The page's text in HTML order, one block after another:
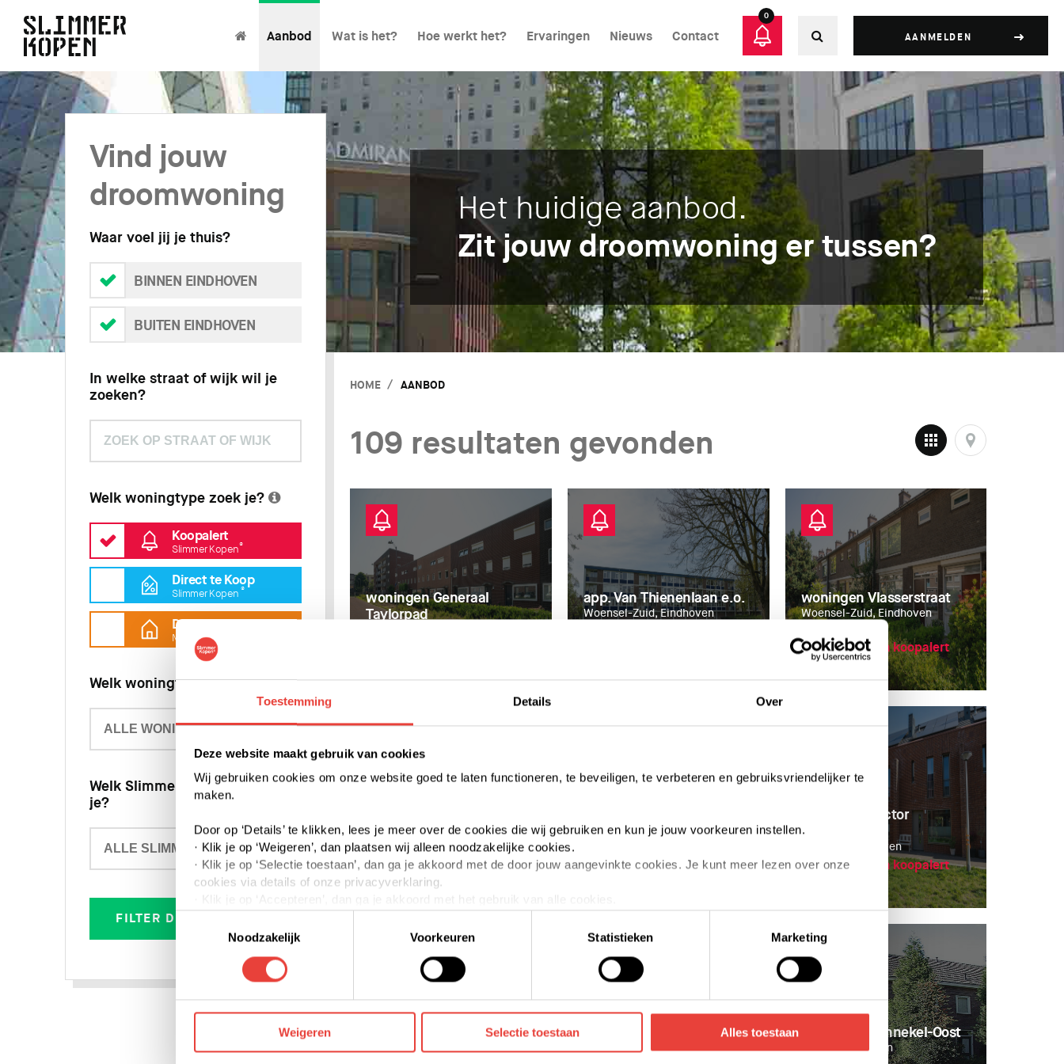
Toestemming Details Over
Deze website maakt gebruik van cookies
Wij gebruiken cookies om onze website goed te laten functioneren, te beveiligen, te verbeteren en gebruiksvriendelijker te
maken.
Door op ‘Details’ te klikken, lees je meer over de cookies die wij gebruiken en kun je jouw voorkeuren instellen.
· Klik je op ‘Weigeren’, dan plaatsen wij alleen noodzakelijke cookies.
· Klik je op ‘Selectie toestaan’, dan ga je akkoord met de door jouw aangevinkte cookies. Je kunt meer lezen over onze
cookies via details of onze privacyverklaring.
· Klik je op ‘Accepteren’, dan ga je akkoord met het gebruik van alle cookies.
Je kunt jouw toestemming op elk moment intrekken of te veranderen door op de zwevende button links onderin klikken.
We werken samen met derden die jouw gegevens kunnen ontvangen en verwerken. Bekijk hiervoor de details pagina.
Noodzakelijk
Voorkeuren Statistieken Marketing
Weigeren Selectie toestaan Alles toestaan
Aanbod Wat is het? Hoe werkt het? Ervaringen Nieuws Contact
0
AANMELDEN
Het huidige aanbod.
Zit jouw droomwoning er tussen?
Vind jouw
droomwoning
Waar voel jij je thuis?
BINNEN EINDHOVEN
BUITEN EINDHOVEN
In welke straat of wijk wil je
zoeken?
Welk woningtype zoek je?
Koopalert
Slimmer Kopen®
Direct te Koop
Slimmer Kopen ®
Direct te koop
Marktconform
Welk woningtype zoek je?
Welk SlimmerKopen-type zoek
je?
FILTER DE RESULTATEN
HOME AANBOD
109 resultaten gevonden
woningen Generaal
Taylorpad
app. Van Thienenlaan e.o.
Woensel-Zuid, Eindhoven
woningen Vlasserstraat
Woensel-Zuid, Eindhoven
Slimmer Kopen koopalert
Woensel-Zuid, Eindhoven
Slimmer Kopen koopalert
Woensel-Zuid, Eindhoven
Slimmer Kopen koopalert
woningen Rector
Baptistlaan
Stratum, Eindhoven
Slimmer Kopen koopalert
woningen Rembrandtplein
e.o.
woningen Zeeheldenlaan
37-85 (oneven) en 56-66
woningen Bennekel-Oost
Gestel, Eindhoven